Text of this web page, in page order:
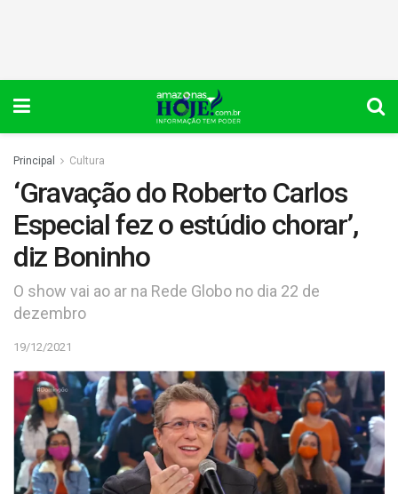
Principal Cultura
‘Gravação do Roberto Carlos
Especial fez o estúdio chorar’,
diz Boninho
O show vai ao ar na Rede Globo no dia 22 de
dezembro
19/12/2021